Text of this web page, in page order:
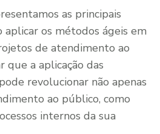
as principais
aplicar os métodos ágeis em
de atendimento ao
que a aplicação das
revolucionar não apenas
ao público, como
internos da sua